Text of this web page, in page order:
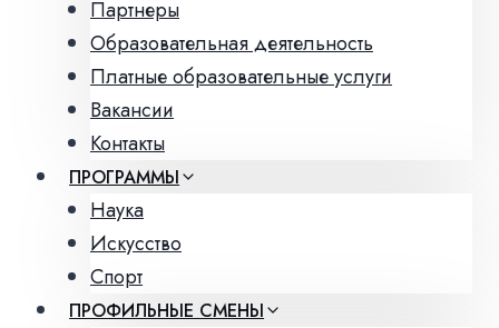
Партнеры
Образовательная деятельность
Платные образовательные услуги
Вакансии
Контакты
ПРОГРАММЫ
Наука
Искусство
Спорт
ПРОФИЛЬНЫЕ СМЕНЫ